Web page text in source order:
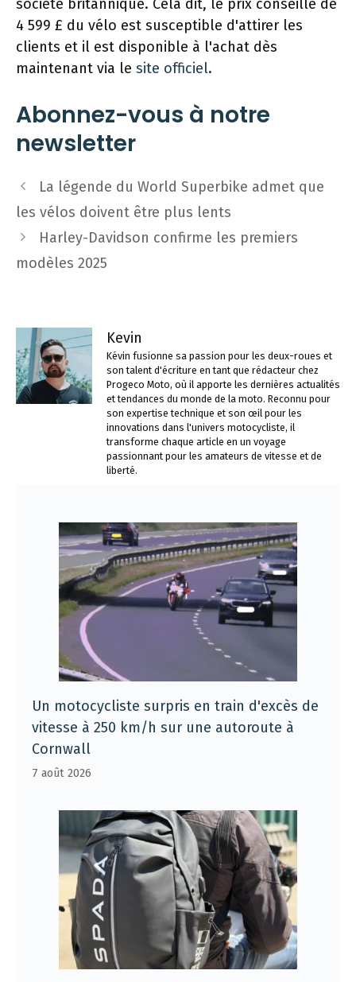
société britannique. Cela dit, le prix conseillé de
4 599 £ du vélo est susceptible d'attirer les
clients et il est disponible à l'achat dès
maintenant via le site officiel.
Abonnez-vous à notre
newsletter
Navigation
des
La légende du World Superbike admet que
les vélos doivent être plus lents
Harley-Davidson confirme les premiers
modèles 2025
Kevin
Kévin fusionne sa passion pour les deux-roues et
son talent d'écriture en tant que rédacteur chez
Progeco Moto, où il apporte les dernières actualités
et tendances du monde de la moto. Reconnu pour
son expertise technique et son œil pour les
innovations dans l'univers motocycliste, il
transforme chaque article en un voyage
passionnant pour les amateurs de vitesse et de
liberté.
Un motocycliste surpris en train d'excès de
vitesse à 250 km/h sur une autoroute à
Cornwall
7 août 2026